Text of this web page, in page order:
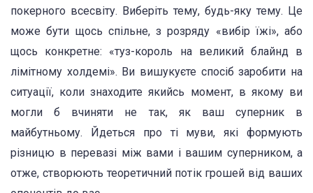
покерного всесвіту. Виберіть тему, будь-яку тему. Це
може бути щось спільне, з розряду «вибір їжі», або
щось конкретне: «туз-король на великий блайнд в
лімітному холдемі». Ви вишукуєте спосіб заробити на
ситуації, коли знаходите якийсь момент, в якому ви
могли б вчиняти не так, як ваш суперник в
майбутньому. Йдеться про ті муви, які формують
різницю в перевазі між вами і вашим суперником, а
отже, створюють теоретичний потік грошей від ваших